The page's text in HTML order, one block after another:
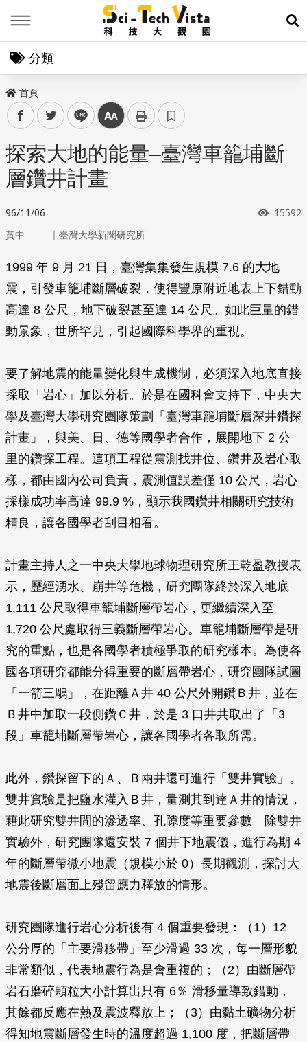
展
分類
首頁
facebooktwitter line 中
探索大地的能量–臺灣車籠埔斷
層鑽井計畫
96/11/06 瀏覽次
15592
黃中 ｜ 臺灣大學新聞研究所
1999 年 9 月 21 日，臺灣集集發生規模 7.6 的大地
震，引發車籠埔斷層破裂，使得豐原附近地表上下錯動
高達 8 公尺，地下破裂甚至達 14 公尺。如此巨量的錯
動景象，世所罕見，引起國際科學界的重視。
要了解地震的能量變化與生成機制，必須深入地底直接
採取「岩心」加以分析。於是在國科會支持下，中央大
學及臺灣大學研究團隊策劃「臺灣車籠埔斷層深井鑽探
計畫」，與美、日、德等國學者合作，展開地下 2 公
里的鑽探工程。這項工程從震測找井位、鑽井及岩心取
樣，都由國內公司負責，震測值誤差僅 10 公尺，岩心
採樣成功率高達 99.9 %，顯示我國鑽井相關研究技術
精良，讓各國學者刮目相看。
計畫主持人之一中央大學地球物理研究所王乾盈教授表
示，歷經湧水、崩井等危機，研究團隊終於深入地底
1,111 公尺取得車籠埔斷層帶岩心，更繼續深入至
1,720 公尺處取得三義斷層帶岩心。車籠埔斷層帶是研
究的重點，也是各國學者積極爭取的研究樣本。為使各
國各項研究都能分得重要的斷層帶岩心，研究團隊試圖
「一箭三鵰」，在距離Ａ井 40 公尺外開鑽Ｂ井，並在
Ｂ井中加取一段側鑽Ｃ井，於是 3 口井共取出了「3
段」車籠埔斷層帶岩心，讓各國學者各取所需。
此外，鑽探留下的Ａ、Ｂ兩井還可進行「雙井實驗」。
雙井實驗是把鹽水灌入Ｂ井，量測其到達Ａ井的情況，
藉此研究雙井間的滲透率、孔隙度等重要參數。除雙井
實驗外，研究團隊還安裝 7 個井下地震儀，進行為期 4
年的斷層帶微小地震（規模小於 0）長期觀測，探討大
地震後斷層面上殘留應力釋放的情形。
研究團隊進行岩心分析後有 4 個重要發現：（1）12
公分厚的「主要滑移帶」至少滑過 33 次，每一層形貌
非常類似，代表地震行為是會重複的；（2）由斷層帶
岩石磨碎顆粒大小計算出只有 6％ 滑移量導致錯動，
其餘都反應在熱及震波釋放上；（3）由黏土礦物分析
得知地震斷層發生時的溫度超過 1,100 度，把斷層帶